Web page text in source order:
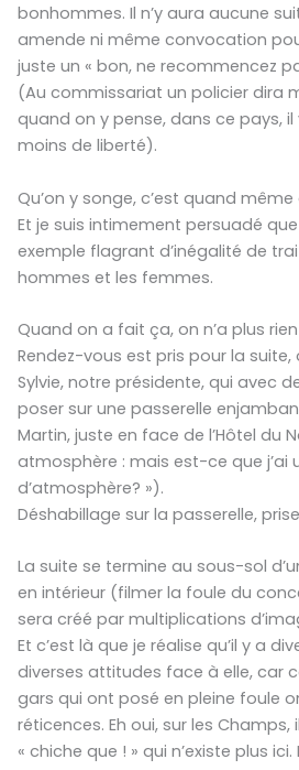
bonhommes. Il n’y aura aucune
amende ni même convocation
juste un « bon, ne recommencez
(Au commissariat un policier dira
quand on y pense, dans ce pays,
moins de liberté).
Qu’on y songe, c’est quand
Et je suis intimement persuadé
exemple flagrant d’inégalité de
hommes et les femmes.
Quand on a fait ça, on n’a plus
Rendez-vous est pris pour la
Sylvie, notre présidente, qui avec
poser sur une passerelle
Martin, juste en face de l’Hôtel du
atmosphère : mais est-ce que j’ai
d’atmosphère? »).
Déshabillage sur la passerelle,
La suite se termine au sous-sol
en intérieur (filmer la foule du
sera créé par multiplications
Et c’est là que je réalise qu’il y a
diverses attitudes face à elle, car
gars qui ont posé en pleine foule
réticences. Eh oui, sur les
« chiche que ! » qui n’existe plus